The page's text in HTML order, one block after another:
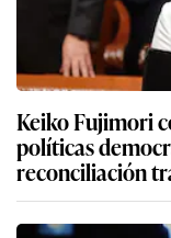
Keiko Fujimori
políticas
reconciliación